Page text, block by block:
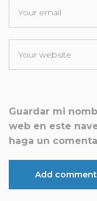
Guardar mi
web en este
haga un